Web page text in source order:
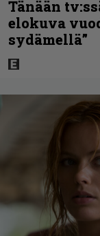
Tänään
elokuva
sydämellä”